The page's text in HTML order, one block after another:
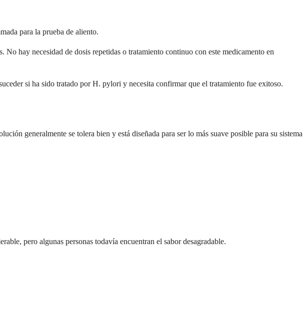
para la prueba de aliento.
hay necesidad de dosis repetidas o tratamiento continuo con este medicamento en
si ha sido tratado por H. pylori y necesita confirmar que el tratamiento fue exitoso.
generalmente se tolera bien y está diseñada para ser lo más suave posible para su sistema
pero algunas personas todavía encuentran el sabor desagradable.